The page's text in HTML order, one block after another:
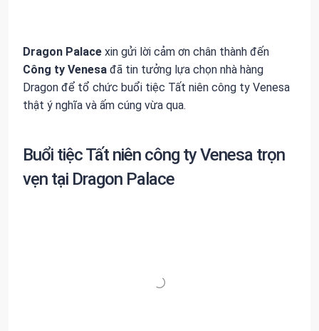
Dragon Palace xin gửi lời cảm ơn chân thành đến
Công ty Venesa đã tin tưởng lựa chọn nhà hàng
Dragon để tổ chức buổi tiệc Tất niên công ty Venesa
thật ý nghĩa và ấm cúng vừa qua.
Buổi tiệc Tất niên công ty Venesa trọn
vẹn tại Dragon Palace